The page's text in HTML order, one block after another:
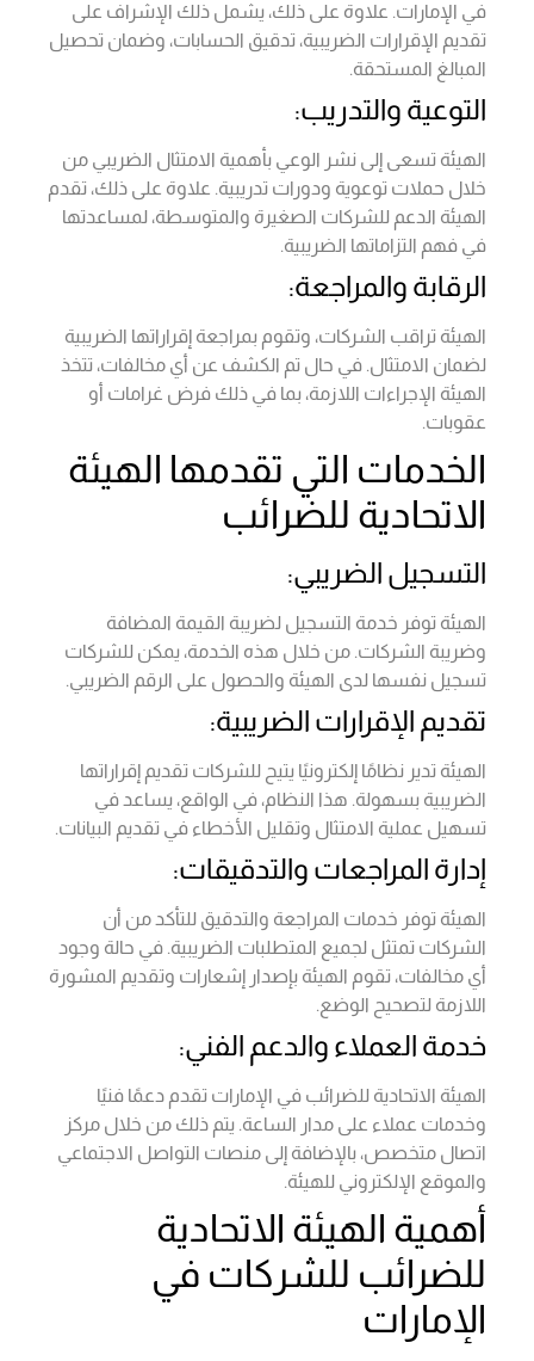
في الإمارات. علاوة على ذلك، يشمل ذلك الإشراف على
تقديم الإقرارات الضريبية، تدقيق الحسابات، وضمان تحصيل
المبالغ المستحقة.
التوعية والتدريب:
الهيئة تسعى إلى نشر الوعي بأهمية الامتثال الضريبي من
خلال حملات توعوية ودورات تدريبية. علاوة على ذلك، تقدم
الهيئة الدعم للشركات الصغيرة والمتوسطة، لمساعدتها
في فهم التزاماتها الضريبية.
الرقابة والمراجعة:
الهيئة تراقب الشركات، وتقوم بمراجعة إقراراتها الضريبية
لضمان الامتثال. في حال تم الكشف عن أي مخالفات، تتخذ
الهيئة الإجراءات اللازمة، بما في ذلك فرض غرامات أو
عقوبات.
الخدمات التي تقدمها الهيئة
الاتحادية للضرائب
التسجيل الضريبي:
الهيئة توفر خدمة التسجيل لضريبة القيمة المضافة
وضريبة الشركات. من خلال هذه الخدمة، يمكن للشركات
تسجيل نفسها لدى الهيئة والحصول على الرقم الضريبي.
تقديم الإقرارات الضريبية:
الهيئة تدير نظامًا إلكترونيًا يتيح للشركات تقديم إقراراتها
الضريبية بسهولة. هذا النظام، في الواقع، يساعد في
تسهيل عملية الامتثال وتقليل الأخطاء في تقديم البيانات.
إدارة المراجعات والتدقيقات:
الهيئة توفر خدمات المراجعة والتدقيق للتأكد من أن
الشركات تمتثل لجميع المتطلبات الضريبية. في حالة وجود
أي مخالفات، تقوم الهيئة بإصدار إشعارات وتقديم المشورة
اللازمة لتصحيح الوضع.
خدمة العملاء والدعم الفني:
الهيئة الاتحادية للضرائب في الإمارات تقدم دعمًا فنيًا
وخدمات عملاء على مدار الساعة. يتم ذلك من خلال مركز
اتصال متخصص، بالإضافة إلى منصات التواصل الاجتماعي
والموقع الإلكتروني للهيئة.
أهمية الهيئة الاتحادية
للضرائب للشركات في
الإمارات